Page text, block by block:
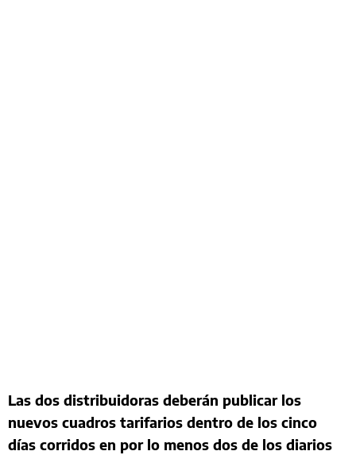
Las dos distribuidoras deberán publicar los
nuevos cuadros tarifarios dentro de los cinco
días corridos en por lo menos dos de los diarios